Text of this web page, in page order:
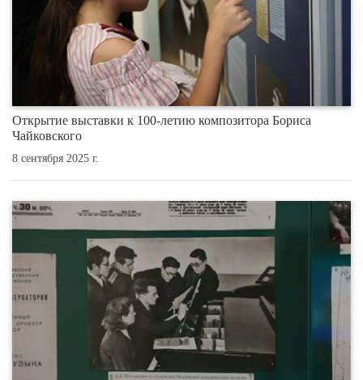
Открытие выставки к 100-летию композитора Бориса
Чайковского
8 сентября 2025 г.